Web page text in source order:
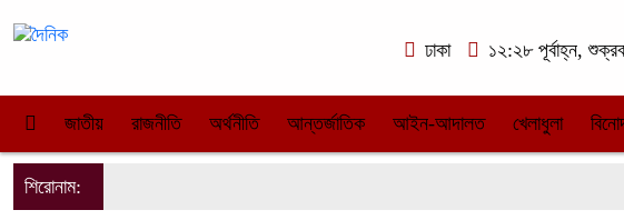
ঢাকা ১২:২৮ পূর্বাহ্ন,
জাতীয় রাজনীতি অর্থনীতি আন্তর্জাতিক আইন-আদালত খেলাধুলা
শিরোনাম: